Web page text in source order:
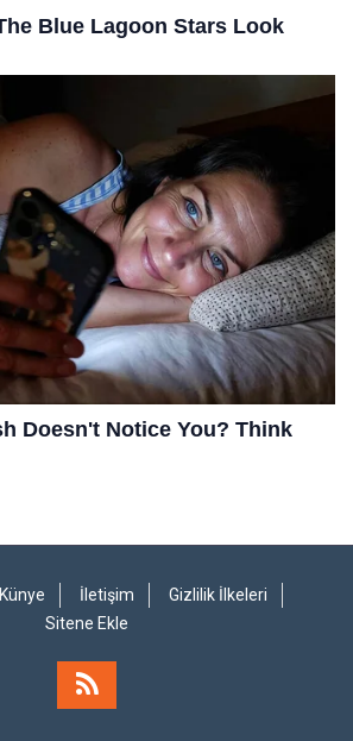
Künye İletişim
Gizlilik İlkeleri
Sitene Ekle